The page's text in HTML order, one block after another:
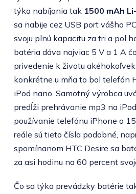
týka nabíjania tak 1500 mAh
sa nabije cez USB port vášho
svoju plnú kapacitu za tri a pol
batéria dáva najviac 5 V a 1 A
privedenie k životu
konkrétne u mňa to bol telefón
iPod nano. Samotný výrobca
predĺži prehrávanie mp3 na
používanie telefónu iPhone o
reále sú tieto čísla podobné,
spomínanom HTC Desire sa
za asi hodinu na 60 percent
Čo sa týka prevádzky batérie